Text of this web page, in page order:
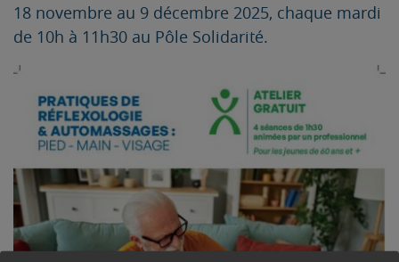
18 novembre au 9 décembre 2025, chaque mardi
de 10h à 11h30 au Pôle Solidarité.